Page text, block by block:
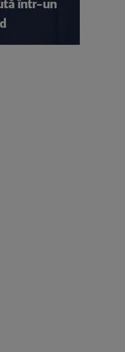
într-un